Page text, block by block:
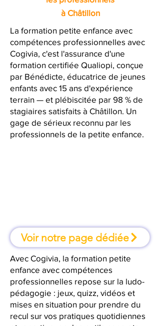
à Châtillon
La formation petite enfance avec
compétences professionnelles avec
Cogivia, c'est l'assurance d'une
formation certifiée Qualiopi, conçue
par Bénédicte, éducatrice de jeunes
enfants avec 15 ans d'expérience
terrain — et plébiscitée par 98 % de
stagiaires satisfaits à Châtillon. Un
gage de sérieux reconnu par les
professionnels de la petite enfance.
Voir notre page dédiée
Avec Cogivia, la formation petite
enfance avec compétences
professionnelles repose sur la ludo-
pédagogie : jeux, quizz, vidéos et
mises en situation pour prendre du
recul sur vos pratiques quotidiennes